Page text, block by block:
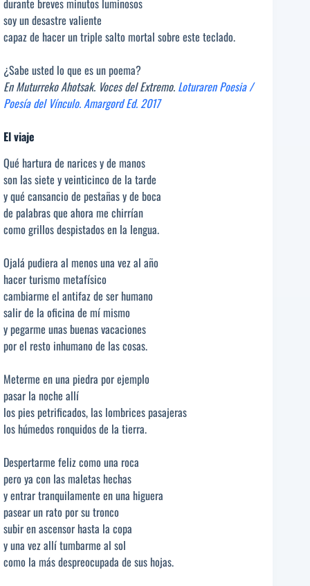
soy un desastre valiente
capaz de hacer un triple salto mortal sobre este teclado.
¿Sabe usted lo que es un poema?
En Muturreko Ahotsak. Voces del Extremo. Loturaren Poesia /
Poesía del Vínculo. Amargord Ed. 2017
El viaje
Qué hartura de narices y de manos
son las siete y veinticinco de la tarde
y qué cansancio de pestañas y de boca
de palabras que ahora me chirrían
como grillos despistados en la lengua.
Ojalá pudiera al menos una vez al año
hacer turismo metafísico
cambiarme el antifaz de ser humano
salir de la oficina de mí mismo
y pegarme unas buenas vacaciones
por el resto inhumano de las cosas.
Meterme en una piedra por ejemplo
pasar la noche allí
los pies petrificados, las lombrices pasajeras
los húmedos ronquidos de la tierra.
Despertarme feliz como una roca
pero ya con las maletas hechas
y entrar tranquilamente en una higuera
pasear un rato por su tronco
subir en ascensor hasta la copa
y una vez allí tumbarme al sol
como la más despreocupada de sus hojas.